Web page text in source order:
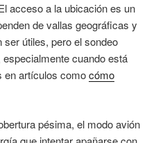
acceso a la ubicación es un
de vallas geográficas y
útiles, pero el sondeo
cuando está
en artículos comocómo
pésima, el modo avión